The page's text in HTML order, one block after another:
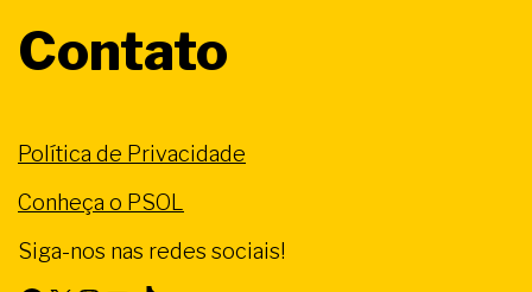
Contato
Política de Privacidade
Conheça o PSOL
Siga-nos nas redes sociais!